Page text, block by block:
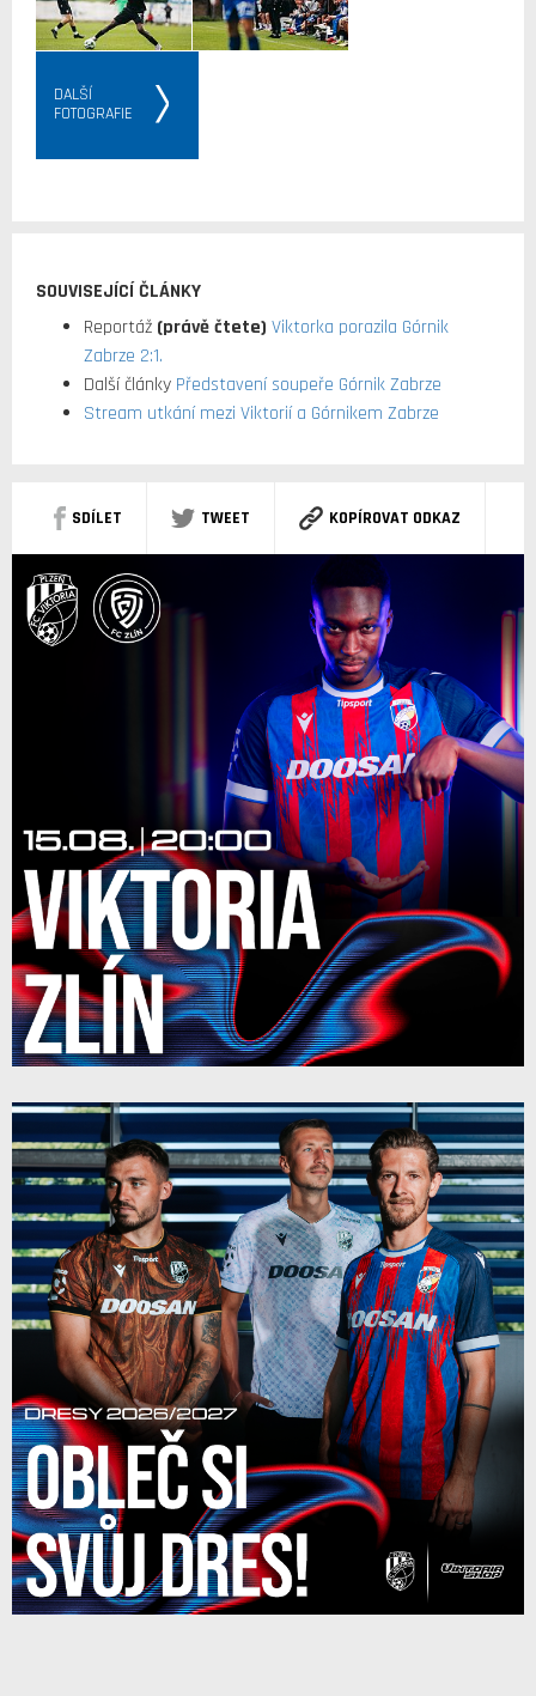
DALŠÍ
FOTOGRAFIE
SOUVISEJÍCÍ ČLÁNKY
Reportáž (právě čtete) Viktorka porazila Górnik
Zabrze 2:1.
Další články Představení soupeře Górnik Zabrze
Stream utkání mezi Viktorií a Górnikem Zabrze
SDÍLET TWEET KOPÍROVAT ODKAZ